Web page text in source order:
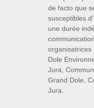
de facto que
susceptibles
une durée
organisatrices
Dole
Jura,
Grand Dole,
Jura.